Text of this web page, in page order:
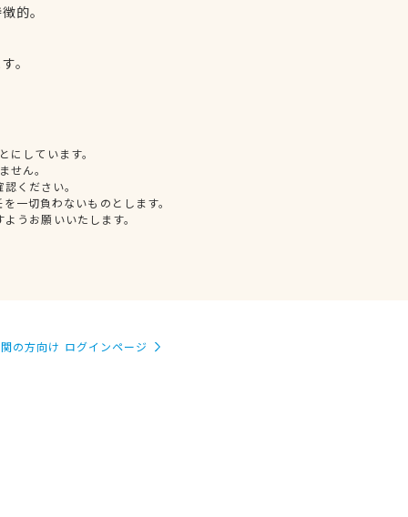
的。
。
しています。
せん。
ください。
一切負わないものとします。
うお願いいたします。
の方向け ログインページ